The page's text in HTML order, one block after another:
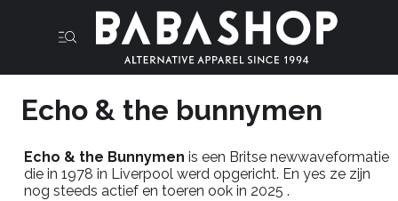
Echo & the bunnymen
Echo & the Bunnymen is een Britse newwaveformatie
die in 1978 in Liverpool werd opgericht. En yes ze zijn
nog steeds actief en toeren ook in 2025 .